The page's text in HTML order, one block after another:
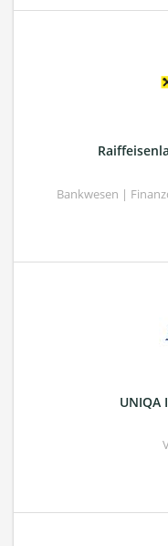
Bankwesen |
UNIQA